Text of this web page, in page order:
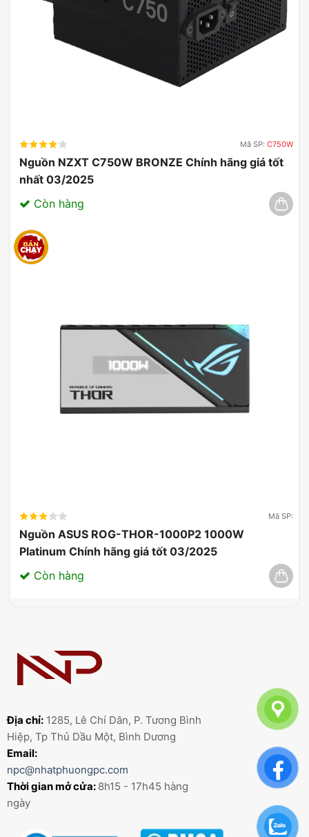
Mã SP: C750W
Nguồn NZXT C750W BRONZE Chính hãng giá tốt
nhất 03/2025
Còn hàng
Mã SP:
Nguồn ASUS ROG-THOR-1000P2 1000W
Platinum Chính hãng giá tốt 03/2025
Còn hàng
Địa chỉ: 1285, Lê Chí Dân, P. Tương Bình
Hiệp, Tp Thủ Dầu Một, Bình Dương
Email:
npc@nhatphuongpc.com
Thời gian mở cửa: 8h15 - 17h45 hàng
ngày